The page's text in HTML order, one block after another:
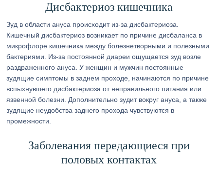
Дисбактериоз кишечника
Зуд в области ануса происходит из-за дисбактериоза.
Кишечный дисбактериоз возникает по причине дисбаланса в
микрофлоре кишечника между болезнетворными и полезными
бактериями. Из-за постоянной диареи ощущается зуд возле
раздраженного ануса. У женщин и мужчин постоянные
зудящие симптомы в заднем проходе, начинаются по причине
вспыхнувшего дисбактериоза от неправильного питания или
язвенной болезни. Дополнительно зудит вокруг ануса, а также
зудящие неудобства заднего прохода чувствуются в
промежности.
Заболевания передающиеся при
половых контактах